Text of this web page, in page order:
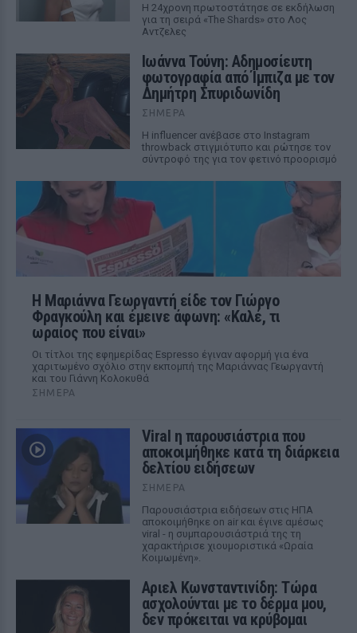
Η 24χρονη πρωτοστάτησε σε εκδήλωση
για τη σειρά «The Shards» στο Λος
Αντζελες
Ιωάννα Τούνη: Αδημοσίευτη
φωτογραφία από Ίμπιζα με τον
Δημήτρη Σπυριδωνίδη
ΣΉΜΕΡΑ
Η influencer ανέβασε στο Instagram
throwback στιγμιότυπο και ρώτησε τον
σύντροφό της για τον φετινό προορισμό
Η Μαριάννα Γεωργαντή είδε τον Γιώργο
Φραγκούλη και έμεινε άφωνη: «Καλέ, τι
ωραίος που είναι»
Οι τίτλοι της εφημερίδας Espresso έγιναν αφορμή για ένα
χαριτωμένο σχόλιο στην εκπομπή της Μαριάννας Γεωργαντή
και του Γιάννη Κολοκυθά
ΣΉΜΕΡΑ
Viral η παρουσιάστρια που
αποκοιμήθηκε κατά τη διάρκεια
δελτίου ειδήσεων
ΣΉΜΕΡΑ
Παρουσιάστρια ειδήσεων στις ΗΠΑ
αποκοιμήθηκε on air και έγινε αμέσως
viral - η συμπαρουσιάστριά της τη
χαρακτήρισε χιουμοριστικά «Ωραία
Κοιμωμένη».
Αριελ Κωνσταντινίδη: Τώρα
ασχολούνται με το δέρμα μου,
δεν πρόκειται να κρύβομαι